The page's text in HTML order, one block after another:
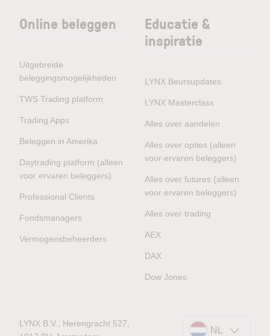
Online beleggen
Uitgebreide
beleggingsmogelijkheden
TWS Trading platform
Trading Apps
Beleggen in Amerika
Daytrading platform (alleen
voor ervaren beleggers)
Professional Clients
Fondsmanagers
Vermogensbeheerders
Educatie &
inspiratie
LYNX Beursupdates
LYNX Masterclass
Alles over aandelen
Alles over opties (alleen
voor ervaren beleggers)
Alles over futures (alleen
voor ervaren beleggers)
Alles over trading
AEX
DAX
Dow Jones
LYNX B.V., Herengracht 527,
NL